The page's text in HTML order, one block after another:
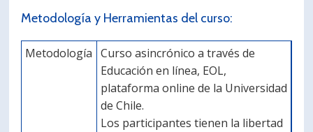
Metodología y Herramientas del curso:
Metodología
Curso asincrónico a través de
Educación en línea, EOL,
plataforma online de la Universidad
de Chile.
Los participantes tienen la libertad